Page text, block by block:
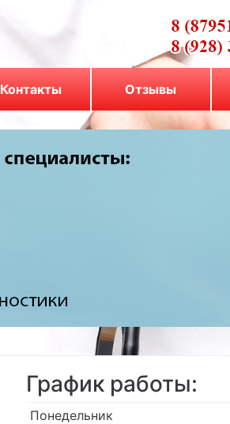
Контакты Отзывы
График работы:
Понедельник